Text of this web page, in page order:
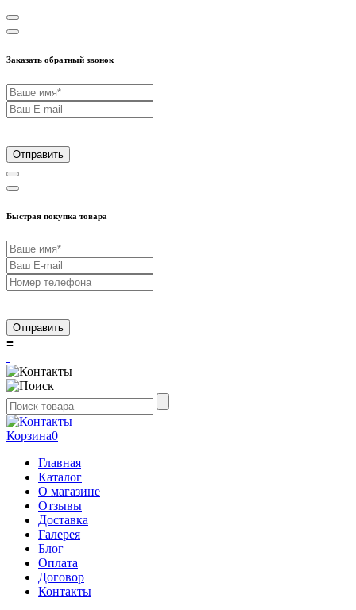
Заказать обратный звонок
Отправить
Быстрая покупка товара
Отправить
≡
Корзина0
Главная
Каталог
О магазине
Отзывы
Доставка
Галерея
Блог
Оплата
Договор
Контакты